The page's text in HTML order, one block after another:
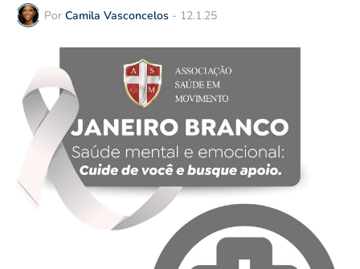
Por Camila Vasconcelos - 12.1.25